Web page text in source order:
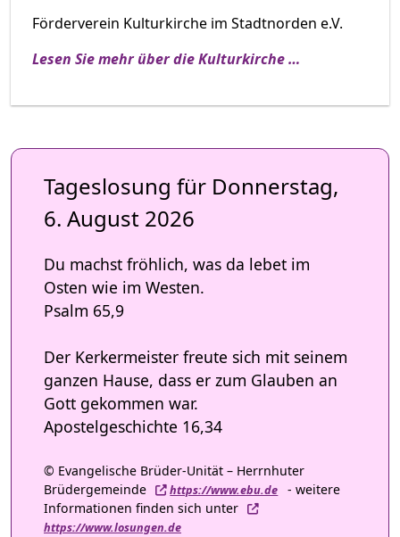
Förderverein Kulturkirche im Stadtnorden e.V.
Lesen Sie mehr über die Kulturkirche …
Tageslosung für Donnerstag,
6. August 2026
Du machst fröhlich, was da lebet im
Osten wie im Westen.
Psalm 65,9
Der Kerkermeister freute sich mit seinem
ganzen Hause, dass er zum Glauben an
Gott gekommen war.
Apostelgeschichte 16,34
© Evangelische Brüder-Unität – Herrnhuter
Brüdergemeinde
https://www.ebu.de
- weitere
Informationen finden sich unter
https://www.losungen.de